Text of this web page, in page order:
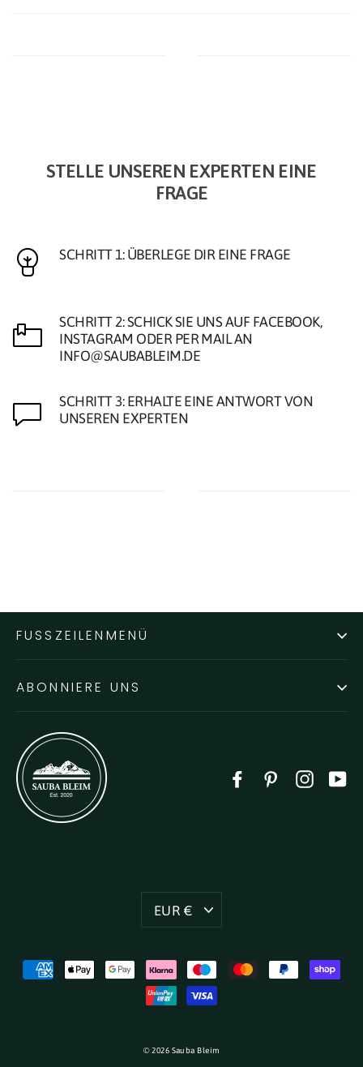
STELLE UNSEREN EXPERTEN EINE
FRAGE
SCHRITT 1: ÜBERLEGE DIR EINE FRAGE
SCHRITT 2: SCHICK SIE UNS AUF FACEBOOK,
INSTAGRAM ODER PER MAIL AN
INFO@SAUBABLEIM.DE
SCHRITT 3: ERHALTE EINE ANTWORT VON
UNSEREN EXPERTEN
FUSSZEILENMENÜ
ABONNIERE UNS
FacebookPinterest
Währung
EUR €
© 2026 Sauba Bleim